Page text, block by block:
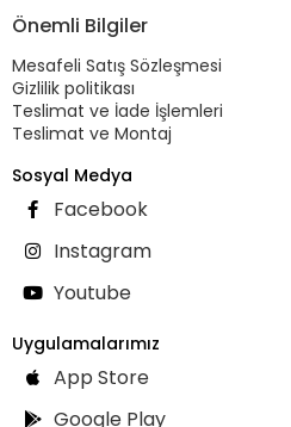
Önemli Bilgiler
Mesafeli Satış Sözleşmesi
Gizlilik politikası
Teslimat ve İade İşlemleri
Teslimat ve Montaj
Sosyal Medya
Facebook
Instagram
Youtube
Uygulamalarımız
App Store
Google Play